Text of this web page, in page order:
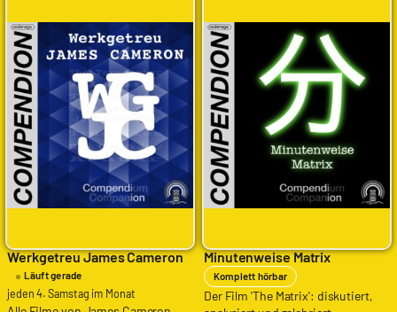
Werkgetreu James Cameron
Läuft gerade
jeden 4. Samstag im Monat
Minutenweise Matrix
Komplett hörbar
Der Film 'The Matrix': diskutiert,